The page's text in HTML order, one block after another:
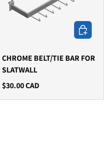
CHROME BELT/TIE BAR FOR
SLATWALL
$30.00 CAD
Ajouter